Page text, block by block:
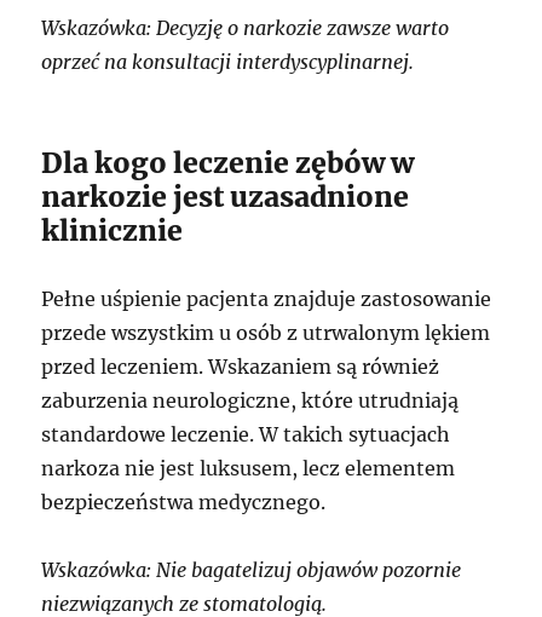
Wskazówka: Decyzję o narkozie zawsze warto
oprzeć na konsultacji interdyscyplinarnej.
Dla kogo leczenie zębów w
narkozie jest uzasadnione
klinicznie
Pełne uśpienie pacjenta znajduje zastosowanie
przede wszystkim u osób z utrwalonym lękiem
przed leczeniem. Wskazaniem są również
zaburzenia neurologiczne, które utrudniają
standardowe leczenie. W takich sytuacjach
narkoza nie jest luksusem, lecz elementem
bezpieczeństwa medycznego.
Wskazówka: Nie bagatelizuj objawów pozornie
niezwiązanych ze stomatologią.